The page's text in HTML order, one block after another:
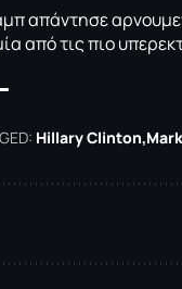
απάντησε
από τις πιο
Hillary Clinton